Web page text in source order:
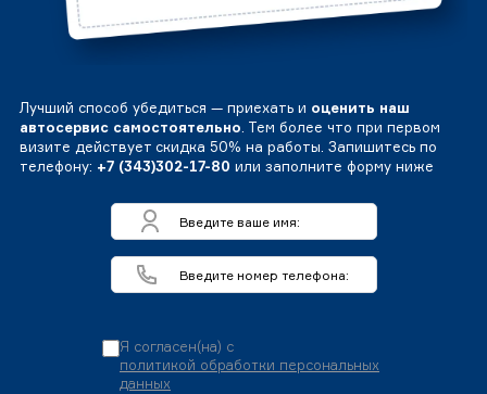
Лучший способ убедиться — приехать и оценить наш
автосервис самостоятельно. Тем более что при первом
визите действует скидка 50% на работы. Запишитесь по
телефону: +7 (343)302-17-80 или заполните форму ниже
Я согласен(на) с
политикой обработки персональных
данных